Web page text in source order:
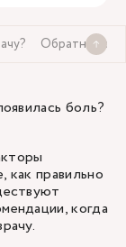
Обратная
боль?
как правильно
когда